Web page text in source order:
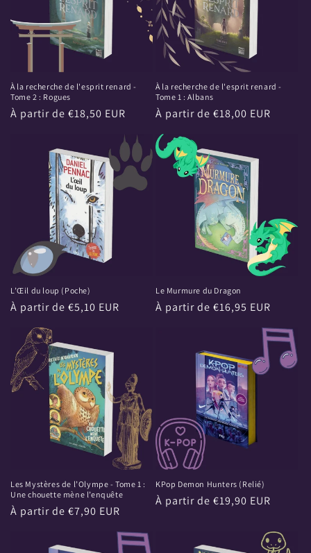
À la recherche de l'esprit renard -
Tome 2 : Rogues
Prix
À partir de €18,50 EUR
À la recherche de l'esprit renard -
Tome 1 : Albans
Prix
À partir de €18,00 EUR
L’Œil du loup (Poche)
Prix
À partir de €5,10 EUR
Le Murmure du Dragon
Prix
À partir de €16,95 EUR
Les Mystères de l’Olympe - Tome 1 :
Une chouette mène l’enquête
Prix
À partir de €7,90 EUR
KPop Demon Hunters (Relié)
Prix
À partir de €19,90 EUR